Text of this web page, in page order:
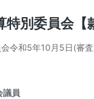
別委員会【
令和5年10月5日(審
議員